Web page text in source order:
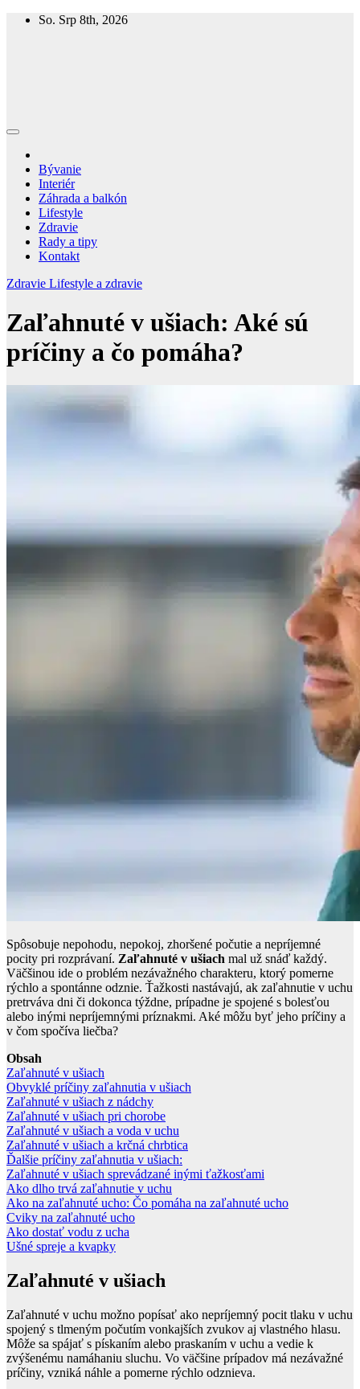
Skip
So. Srp 8th, 2026
Bývanie
Interiér
Záhrada a balkón
Lifestyle
Zdravie
Rady a tipy
Kontakt
Zdravie Lifestyle a zdravie
Zaľahnuté v ušiach: Aké sú
príčiny a čo pomáha?
Spôsobuje nepohodu, nepokoj, zhoršené počutie a nepríjemné
pocity pri rozprávaní. Zaľahnuté v ušiach mal už snáď každý.
Väčšinou ide o problém nezávažného charakteru, ktorý pomerne
rýchlo a spontánne odznie. Ťažkosti nastávajú, ak zaľahnutie v uchu
pretrváva dni či dokonca týždne, prípadne je spojené s bolesťou
alebo inými nepríjemnými príznakmi. Aké môžu byť jeho príčiny a
v čom spočíva liečba?
Obsah
Zaľahnuté v ušiach
Obvyklé príčiny zaľahnutia v ušiach
Zaľahnuté v ušiach z nádchy
Zaľahnuté v ušiach pri chorobe
Zaľahnuté v ušiach a voda v uchu
Zaľahnuté v ušiach a krčná chrbtica
Ďalšie príčiny zaľahnutia v ušiach:
Zaľahnuté v ušiach sprevádzané inými ťažkosťami
Ako dlho trvá zaľahnutie v uchu
Ako na zaľahnuté ucho: Čo pomáha na zaľahnuté ucho
Cviky na zaľahnuté ucho
Ako dostať vodu z ucha
Ušné spreje a kvapky
Zaľahnuté v ušiach
Zaľahnuté v uchu možno popísať ako nepríjemný pocit tlaku v uchu
spojený s tlmeným počutím vonkajších zvukov aj vlastného hlasu.
Môže sa spájať s pískaním alebo praskaním v uchu a vedie k
zvýšenému namáhaniu sluchu. Vo väčšine prípadov má nezávažné
príčiny, vzniká náhle a pomerne rýchlo odznieva.